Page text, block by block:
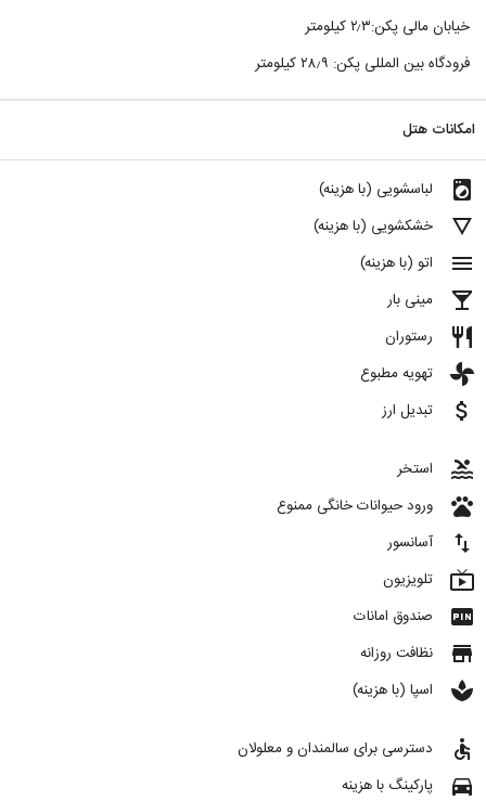
خیابان مالی پکن:۲٫۳ کیلومتر
فرودگاه بین المللی پکن: ۲۸٫۹ کیلومتر
امکانات هتل
local_laundry_service لباسشویی (با هزینه)
details خشکشویی (با هزینه)
menu اتو (با هزینه)
local_bar مینی بار
restaurant رستوران
toys تهویه مطبوع
attach_money تبدیل ارز
pool استخر
pets ورود حیوانات خانگی ممنوع
import_export آسانسور
live_tv تلویزیون
fiber_pin صندوق امانات
store نظافت روزانه
spa اسپا (با هزینه)
accessible دسترسی برای سالمندان و معلولان
directions_car پارکینگ با هزینه